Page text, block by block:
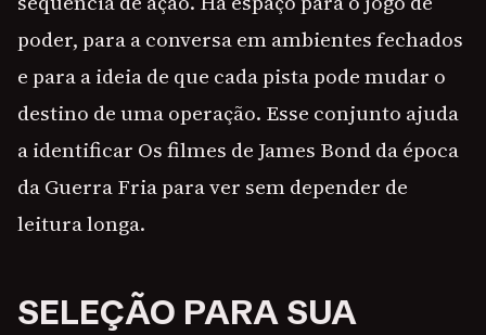
poder, para a conversa em ambientes fechados
e para a ideia de que cada pista pode mudar o
destino de uma operação. Esse conjunto ajuda
a identificar Os filmes de James Bond da época
da Guerra Fria para ver sem depender de
leitura longa.
SELEÇÃO PARA SUA